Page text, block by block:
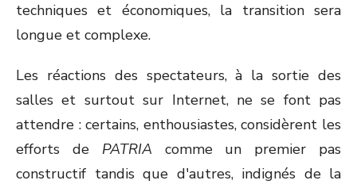
techniques et économiques, la transition sera
longue et complexe.
Les réactions des spectateurs, à la sortie des
salles et surtout sur Internet, ne se font pas
attendre : certains, enthousiastes, considèrent les
efforts de PATRIA comme un premier pas
constructif tandis que d'autres, indignés de la